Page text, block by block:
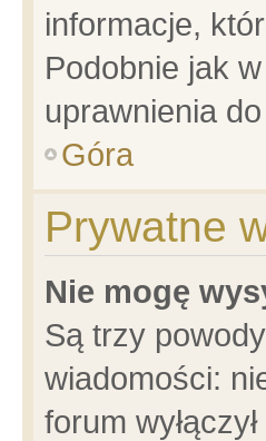
informacje,
Podobnie jak
uprawnienia
Góra
Prywatne
Nie mogę
Są trzy
wiadomości:
forum